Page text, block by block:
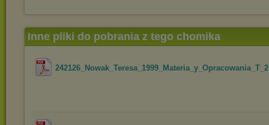
Inne pliki do pobrania z tego chomika
242126_Nowak_Teresa_1999_Materia_y_Opracowania_T_2